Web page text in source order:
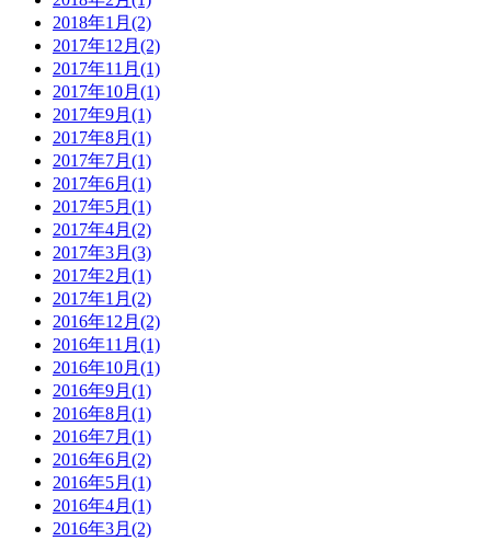
2018年1月(2)
2017年12月(2)
2017年11月(1)
2017年10月(1)
2017年9月(1)
2017年8月(1)
2017年7月(1)
2017年6月(1)
2017年5月(1)
2017年4月(2)
2017年3月(3)
2017年2月(1)
2017年1月(2)
2016年12月(2)
2016年11月(1)
2016年10月(1)
2016年9月(1)
2016年8月(1)
2016年7月(1)
2016年6月(2)
2016年5月(1)
2016年4月(1)
2016年3月(2)